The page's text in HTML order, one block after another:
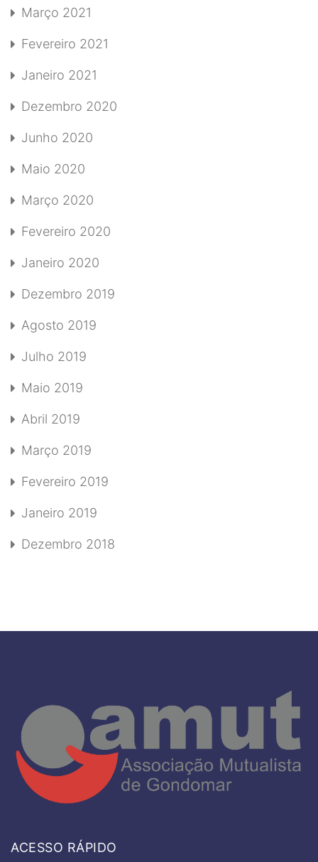
Março 2021
Fevereiro 2021
Janeiro 2021
Dezembro 2020
Junho 2020
Maio 2020
Março 2020
Fevereiro 2020
Janeiro 2020
Dezembro 2019
Agosto 2019
Julho 2019
Maio 2019
Abril 2019
Março 2019
Fevereiro 2019
Janeiro 2019
Dezembro 2018
ACESSO RÁPIDO